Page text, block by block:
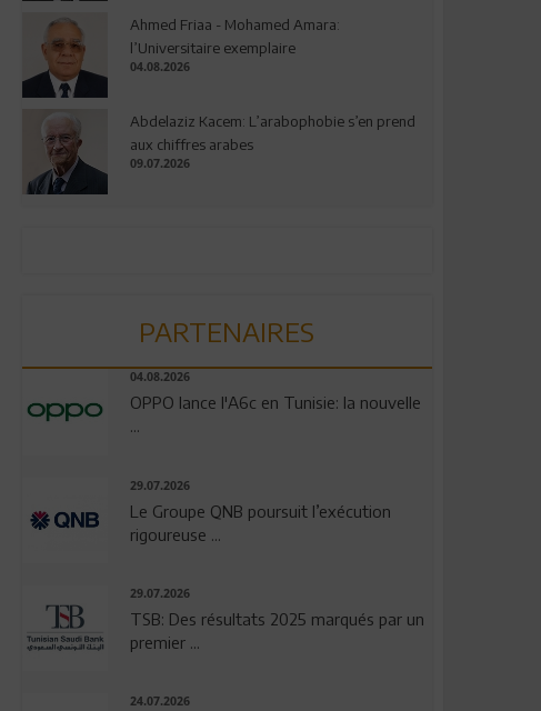
Ahmed Friaa - Mohamed Amara:
l’Universitaire exemplaire
04.08.2026
Abdelaziz Kacem: L’arabophobie s’en prend
aux chiffres arabes
09.07.2026
PARTENAIRES
04.08.2026
OPPO lance l'A6c en Tunisie: la nouvelle
...
29.07.2026
Le Groupe QNB poursuit l’exécution
rigoureuse ...
29.07.2026
TSB: Des résultats 2025 marqués par un
premier ...
24.07.2026